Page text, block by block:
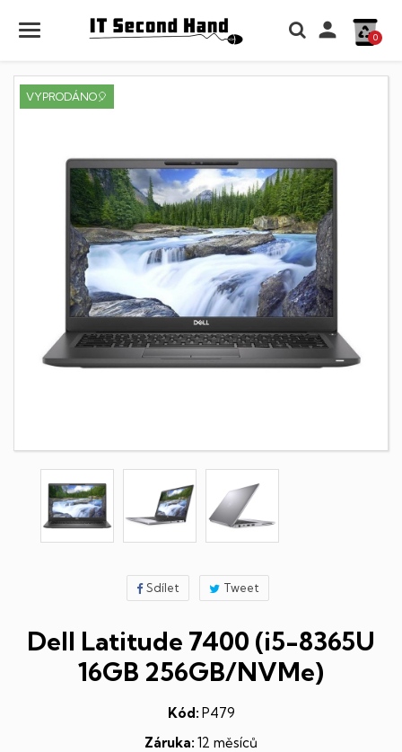
 0
VYPRODÁNO🎈
Sdílet Tweet
Dell Latitude 7400 (i5-8365U
16GB 256GB/NVMe)
Kód: P479
Záruka: 12 měsíců